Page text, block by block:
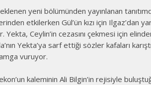
yeni bölümünden yayınlanan
etkilerken Gül’ün kızı için Ilgaz’dan
Yekta, Ceylin’in cezasını çekmesi için
Yekta’ya sarf ettiği sözler kafaları
vuruyor.
kaleminin Ali Bilgin’in rejisiyle